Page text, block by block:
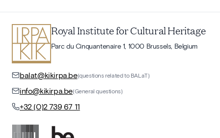
Royal Institute for Cultural Heritage
Parc du Cinquantenaire 1, 1000 Brussels, Belgium
balat@kikirpa.be(questions related to BALaT)
info@kikirpa.be(General questions)
+32 (0)2 739 67 11